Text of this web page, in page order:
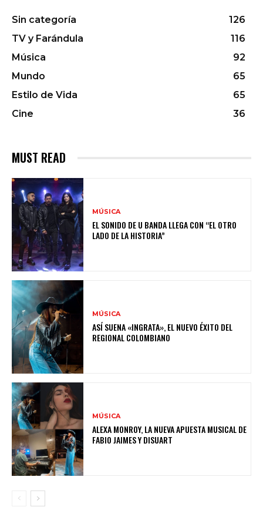
Sin categoría
126
TV y Farándula
116
Música
92
Mundo
65
Estilo de Vida
65
Cine
36
MUST READ
MÚSICA
EL SONIDO DE U BANDA LLEGA CON “EL OTRO
LADO DE LA HISTORIA”
MÚSICA
ASÍ SUENA «INGRATA», EL NUEVO ÉXITO DEL
REGIONAL COLOMBIANO
MÚSICA
ALEXA MONROY, LA NUEVA APUESTA MUSICAL DE
FABIO JAIMES Y DISUART